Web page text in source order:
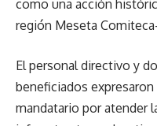
como una acción
región Meseta
El personal directivo y
beneficiados
mandatario por atender